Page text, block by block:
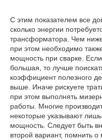
С этим показателем все
сколько энергии
трансформатора. Чем
при этом необходимо
мощность при сварке.
большая, то лучше
коэффициент полезного
выше. Иначе рискуете
при этом выполнять
работы. Многие
некоторые указывают
мощность. Следует быть
второй вариант, помнить